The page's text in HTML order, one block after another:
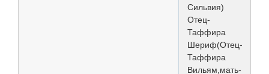
Сильвия)
Отец-
Таффира
Шериф(Отец-
Таффира
Вильям,мать-